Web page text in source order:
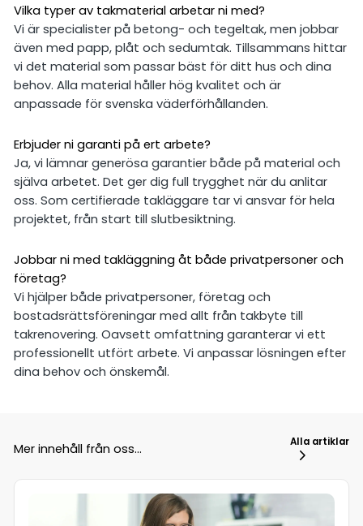
Vilka typer av takmaterial arbetar ni med?
Vi är specialister på betong- och tegeltak, men jobbar
även med papp, plåt och sedumtak. Tillsammans hittar
vi det material som passar bäst för ditt hus och dina
behov. Alla material håller hög kvalitet och är
anpassade för svenska väderförhållanden.
Erbjuder ni garanti på ert arbete?
Ja, vi lämnar generösa garantier både på material och
själva arbetet. Det ger dig full trygghet när du anlitar
oss. Som certifierade takläggare tar vi ansvar för hela
projektet, från start till slutbesiktning.
Jobbar ni med takläggning åt både privatpersoner och
företag?
Vi hjälper både privatpersoner, företag och
bostadsrättsföreningar med allt från takbyte till
takrenovering. Oavsett omfattning garanterar vi ett
professionellt utfört arbete. Vi anpassar lösningen efter
dina behov och önskemål.
Mer innehåll från oss... Alla artiklar